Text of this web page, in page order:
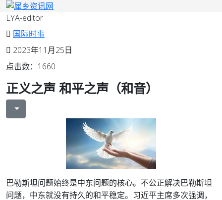
LYA-editor
国际时事
2023年11月25日
点击数：1660
正义之声 和平之声（和音）
巴勒斯坦问题始终是中东问题的核心。不公正解决巴勒斯坦
问题，中东就没有持久的和平稳定。习近平主席多次强调，